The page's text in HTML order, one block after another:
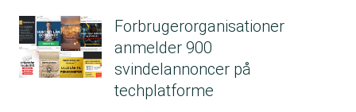
Kun hver fjerde barn er gået til deres forældre
eller anden voksen person i
familien/omgangskredsen efter at være
blevet udsat for en digital krænkelse. Hver
femte har ikke sagt det til nogen (Red Barnet
Forbrugerorganisationer
anmelder 900
svindelannoncer på
techplatforme